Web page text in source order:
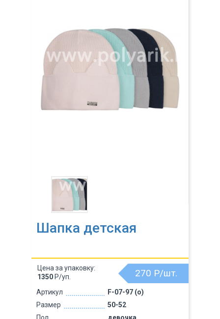
Шапка детская
Артикул
F-07-97 (о)
Размер
50-52
270 Р/шт.
Цена за упаковку:
1350 Р/уп.